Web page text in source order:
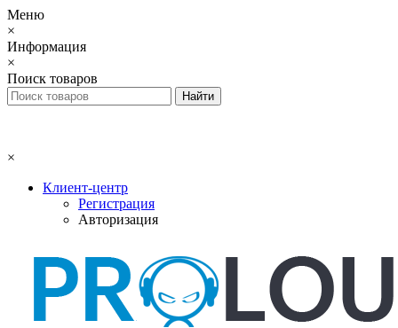
Меню
×
Информация
×
Поиск товаров
×
Клиент-центр
Регистрация
Авторизация